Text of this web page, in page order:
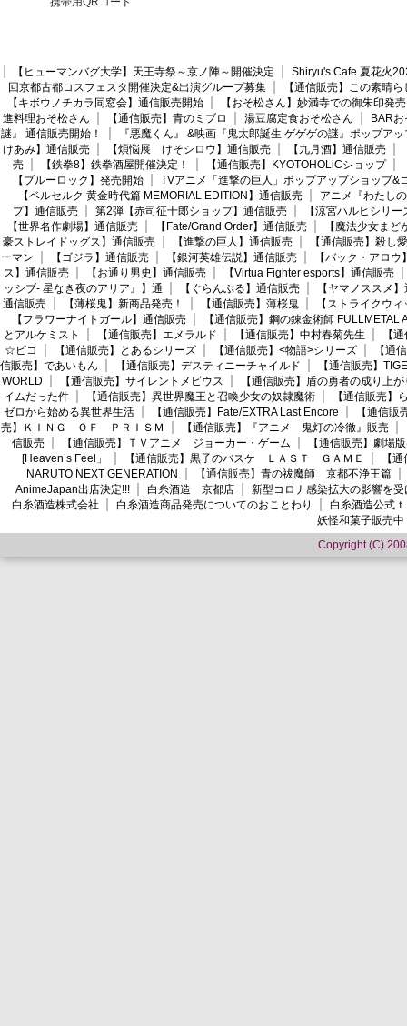
【ヒューマンバグ大学】天王寺祭～京ノ陣～開催決定
Shiryu's Cafe 夏花火
回京都古都コスフェスタ開催決定&出演グループ募集
【通信販売】この素晴
【キボウノチカラ同窓会】通信販売開始
【おそ松さん】妙満寺での御朱印発売
進料理おそ松さん
【通信販売】青のミブロ 湯豆腐定食おそ松さん
BAR
謎』 通信販売開始！
『悪魔くん』 &映画『鬼太郎誕生 ゲゲゲの謎』ポップア
けあみ】通信販売
【煩悩展 けそシロウ】通信販売 【九月酒】通信販売
売
【鉄拳8】鉄拳酒屋開催決定！ 【通信販売】KYOTOHOLiCショップ
【ブルーロック】発売開始
TVアニメ「進撃の巨人」ポップアップショップ&
【ベルセルク 黄金時代篇 MEMORIAL EDITION】通信販売
アニメ『わたし
プ】通信販売
第2弾【赤司征十郎ショップ】通信販売
【涼宮ハルヒシリ
【世界名作劇場】通信販売
【Fate/Grand Order】通信販売
【魔法少女ま
豪ストレイドッグス】通信販売
【進撃の巨人】通信販売
【通信販売】殺し愛
ーマン
【ゴジラ】通信販売 【銀河英雄伝説】通信販売
【バック・アロウ
ス】通信販売
【お通り男史】通信販売
【Virtua Fighter esports】通信販売
ッシブ- 星なき夜のアリア』】通
【ぐらんぶる】通信販売
【ヤマノススメ
通信販売
【薄桜鬼】新商品発売！ 【通信販売】薄桜鬼
【ストライクウ
【フラワーナイトガール】通信販売
【通信販売】鋼の錬金術師 FULLMETAL
とアルケミスト
【通信販売】エメラルド 【通信販売】中村春菊先生
【
☆ピコ
【通信販売】とあるシリーズ 【通信販売】<物語>シリーズ
【通
信販売】であいもん
【通信販売】デスティニーチャイルド
【通信販売】
WORLD
【通信販売】サイレントメビウス
【通信販売】盾の勇者の成り上が
イムだった件
【通信販売】異世界魔王と召喚少女の奴隷魔術
【通信販売】
ゼロから始める異世界生活
【通信販売】Fate/EXTRA Last Encore
【通信
売】ＫＩＮＧ ＯＦ ＰＲＩＳＭ
【通信販売】『アニメ 鬼灯の冷徹』販売
信販売
【通信販売】ＴＶアニメ ジョーカー・ゲーム
【通信販売】劇場
[Heaven’s Feel」
【通信販売】黒子のバスケ ＬＡＳＴ ＧＡＭＥ
【
NARUTO NEXT GENERATION
【通信販売】青の祓魔師 京都不浄王篇
AnimeJapan出店決定!!!
白糸酒造 京都店
新型コロナ感染拡大の影響を
白糸酒造株式会社
白糸酒造商品発売についてのおことわり
白糸酒造公式
妖怪和菓子販売中
Copyright (C)